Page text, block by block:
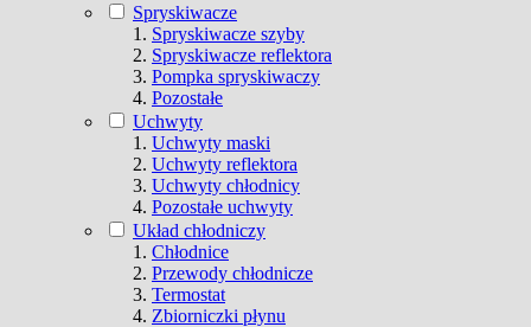
Spryskiwacze
Spryskiwacze szyby
Spryskiwacze reflektora
Pompka spryskiwaczy
Pozostałe
Uchwyty
Uchwyty maski
Uchwyty reflektora
Uchwyty chłodnicy
Pozostałe uchwyty
Układ chłodniczy
Chłodnice
Przewody chłodnicze
Termostat
Zbiorniczki płynu